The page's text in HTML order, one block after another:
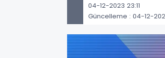
04-12-2023 23:11
Güncelleme : 04-12-